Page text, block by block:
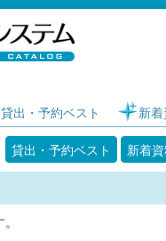
札幌市図書館
貸出・予約ベスト 新
貸出・予約ベスト 新着